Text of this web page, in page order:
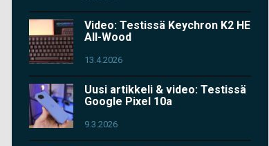
Video: Testissä Keychron K2 HE
All-Wood
13.4.2026
Uusi artikkeli & video: Testissä
Google Pixel 10a
9.3.2026